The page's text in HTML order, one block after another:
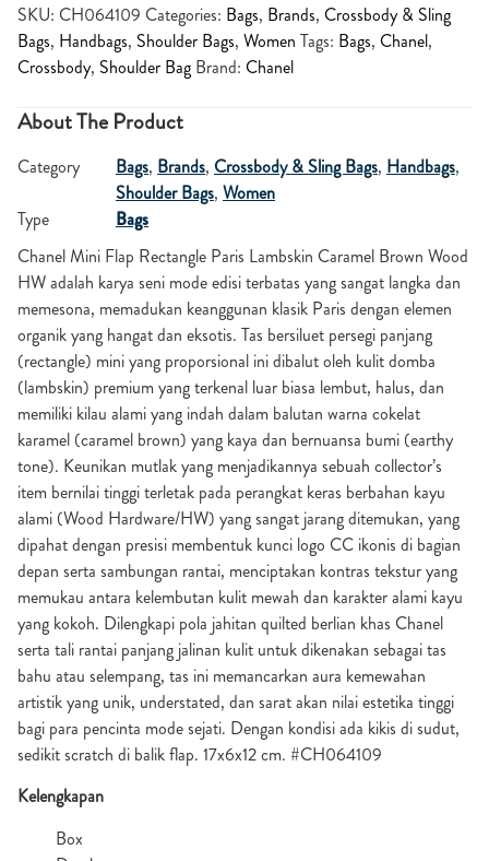
SKU: CH064109 Categories: Bags, Brands, Crossbody & Sling
Bags, Handbags, Shoulder Bags, Women Tags: Bags, Chanel,
Crossbody, Shoulder Bag Brand: Chanel
About The Product
Category Bags, Brands, Crossbody & Sling Bags, Handbags,
Shoulder Bags, Women
Type
Bags
Chanel Mini Flap Rectangle Paris Lambskin Caramel Brown Wood
HW adalah karya seni mode edisi terbatas yang sangat langka dan
memesona, memadukan keanggunan klasik Paris dengan elemen
organik yang hangat dan eksotis. Tas bersiluet persegi panjang
(rectangle) mini yang proporsional ini dibalut oleh kulit domba
(lambskin) premium yang terkenal luar biasa lembut, halus, dan
memiliki kilau alami yang indah dalam balutan warna cokelat
karamel (caramel brown) yang kaya dan bernuansa bumi (earthy
tone). Keunikan mutlak yang menjadikannya sebuah collector’s
item bernilai tinggi terletak pada perangkat keras berbahan kayu
alami (Wood Hardware/HW) yang sangat jarang ditemukan, yang
dipahat dengan presisi membentuk kunci logo CC ikonis di bagian
depan serta sambungan rantai, menciptakan kontras tekstur yang
memukau antara kelembutan kulit mewah dan karakter alami kayu
yang kokoh. Dilengkapi pola jahitan quilted berlian khas Chanel
serta tali rantai panjang jalinan kulit untuk dikenakan sebagai tas
bahu atau selempang, tas ini memancarkan aura kemewahan
artistik yang unik, understated, dan sarat akan nilai estetika tinggi
bagi para pencinta mode sejati. Dengan kondisi ada kikis di sudut,
sedikit scratch di balik flap. 17x6x12 cm. #CH064109
Kelengkapan
Box